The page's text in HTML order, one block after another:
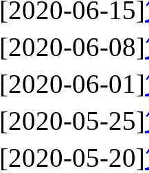
[2020-06-15]
[2020-06-08]
[2020-06-01]
[2020-05-25]
[2020-05-20]